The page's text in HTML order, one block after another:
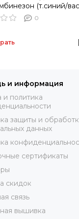
(т.синий/
0
и информация
и политика
защиты и
данных
сертификаты
скидок
связь
вышивка